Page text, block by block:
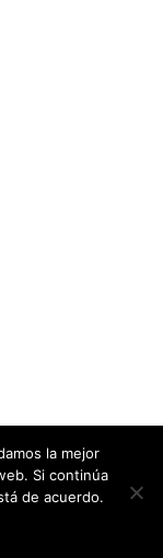
la mejor
Si continúa
de acuerdo.